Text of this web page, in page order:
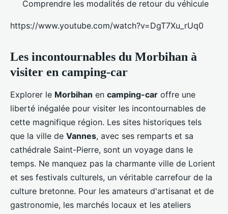
Comprendre les modalités de retour du véhicule
https://www.youtube.com/watch?v=DgT7Xu_rUq0
Les incontournables du Morbihan à
visiter en camping-car
Explorer le Morbihan en camping-car offre une
liberté inégalée pour visiter les incontournables de
cette magnifique région. Les sites historiques tels
que la ville de Vannes, avec ses remparts et sa
cathédrale Saint-Pierre, sont un voyage dans le
temps. Ne manquez pas la charmante ville de Lorient
et ses festivals culturels, un véritable carrefour de la
culture bretonne. Pour les amateurs d'artisanat et de
gastronomie, les marchés locaux et les ateliers